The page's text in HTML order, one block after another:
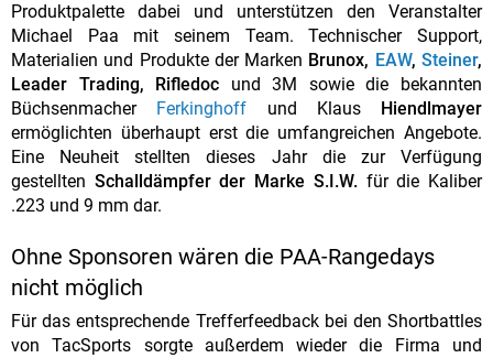
Produktpalette dabei und unterstützen den Veranstalter
Michael Paa mit seinem Team. Technischer Support,
Materialien und Produkte der Marken Brunox, EAW,Steiner,
Leader Trading, Rifledoc und 3M sowie die bekannten
Büchsenmacher Ferkinghoff und Klaus
Hiendlmayer
ermöglichten überhaupt erst die umfangreichen Angebote.
Eine Neuheit stellten dieses Jahr die zur Verfügung
gestellten Schalldämpfer der Marke S.I.W.für die Kaliber
.223 und 9 mm dar.
Ohne Sponsoren wären die PAA-Rangedays
nicht möglich
Für das entsprechende Trefferfeedback bei den Shortbattles
von TacSports sorgte außerdem wieder die Firma und